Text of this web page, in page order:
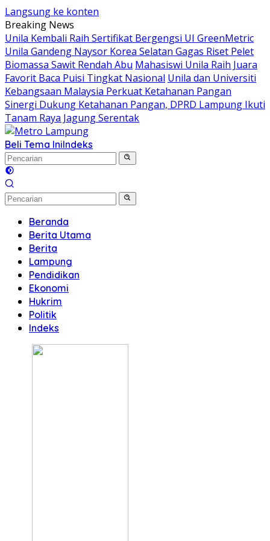
Langsung ke konten
Breaking News
Unila Kembali Raih Sertifikat Bergengsi UI GreenMetric
Unila Gandeng Naysor Korea Selatan Gagas Riset Pelet
Biomassa Sawit Rendah Abu Mahasiswi Unila Raih Juara
Favorit Baca Puisi Tingkat Nasional Unila dan Universiti
Kebangsaan Malaysia Perkuat Ketahanan Pangan
Sinergi Dukung Ketahanan Pangan, DPRD Lampung Ikuti
Tanam Raya Jagung Serentak
Beli Tema IniIndeks
Beranda
Berita Utama
Berita
Lampung
Pendidikan
Ekonomi
Hukrim
Politik
Indeks